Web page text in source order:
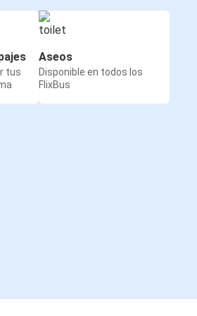
tus
Aseos
Disponible en todos los
FlixBus